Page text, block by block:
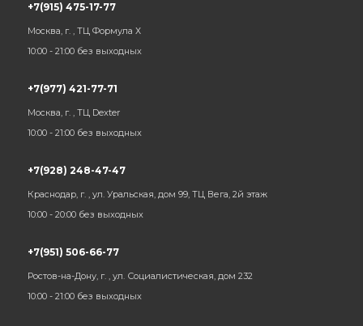
+7(915) 475-17-77
Москва, г. , ТЦ Формула Х
10:00 - 21:00 без выходных
+7(977) 421-77-71
Москва, г. , ТЦ Dexter
10:00 - 21:00 без выходных
+7(928) 248-47-47
Краснодар, г. , ул. Уральская, дом 99, ТЦ Вега, 2й этаж
10:00 - 20:00 без выходных
+7(951) 506-66-77
Ростов-на-Дону, г. , ул. Социалистическая, дом 232
10:00 - 21:00 без выходных